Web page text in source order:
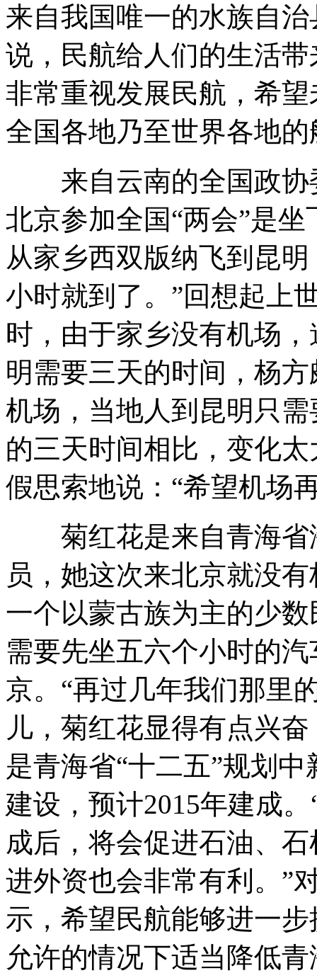
来自我国唯一的水族自
说，民航给人们的生活
非常重视发展民航，希
全国各地乃至世界各地的
来自云南的全国政协
北京参加全国“两会”是
从家乡西双版纳飞到昆
小时就到了。”回想起上
时，由于家乡没有机场
明需要三天的时间，杨
机场，当地人到昆明只
的三天时间相比，变化
假思索地说：“希望机场
菊红花是来自青海省
员，她这次来北京就没
一个以蒙古族为主的少
需要先坐五六个小时的
京。“再过几年我们那里
儿，菊红花显得有点兴
是青海省“十二五”规划
建设，预计2015年建成
成后，将会促进石油、
进外资也会非常有利。”
示，希望民航能够进一
允许的情况下适当降低